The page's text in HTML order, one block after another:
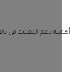
دعم التعليم في يافع..